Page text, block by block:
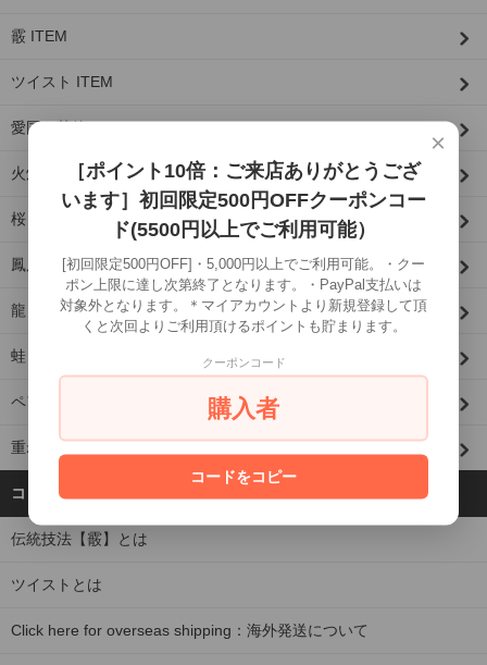
霰 ITEM
ツイスト ITEM
愛国（菊紋） ITEM
火焔ITEM
桜 ITEM
鳳凰羽ITEM
龍 ITEM
蛙 ITEM
ペアリング ITEM
重ね着け/組み合わせペンダント
コンテンツを見る
伝統技法【霰】とは
ツイストとは
Click here for overseas shipping：海外発送について
×
［ポイント10倍：ご来店ありがとうござ
います］初回限定500円OFFクーポンコー
ド(5500円以上でご利用可能）
[初回限定500円OFF]・5,000円以上でご利用可能。・クー
ポン上限に達し次第終了となります。・PayPal支払いは
対象外となります。＊マイアカウントより新規登録して頂
くと次回よりご利用頂けるポイントも貯まります。
クーポンコード
購入者
コードをコピー